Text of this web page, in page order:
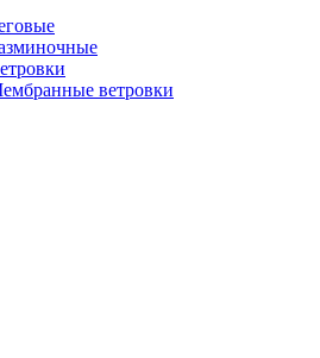
ветровки